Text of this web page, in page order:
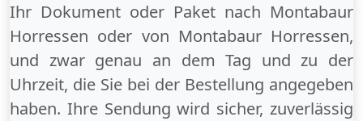
Ihr Dokument oder Paket nach Montabaur
Horressen oder von Montabaur Horressen,
und zwar genau an dem Tag und zu der
Uhrzeit, die Sie bei der Bestellung angegeben
haben. Ihre Sendung wird sicher, zuverlässig